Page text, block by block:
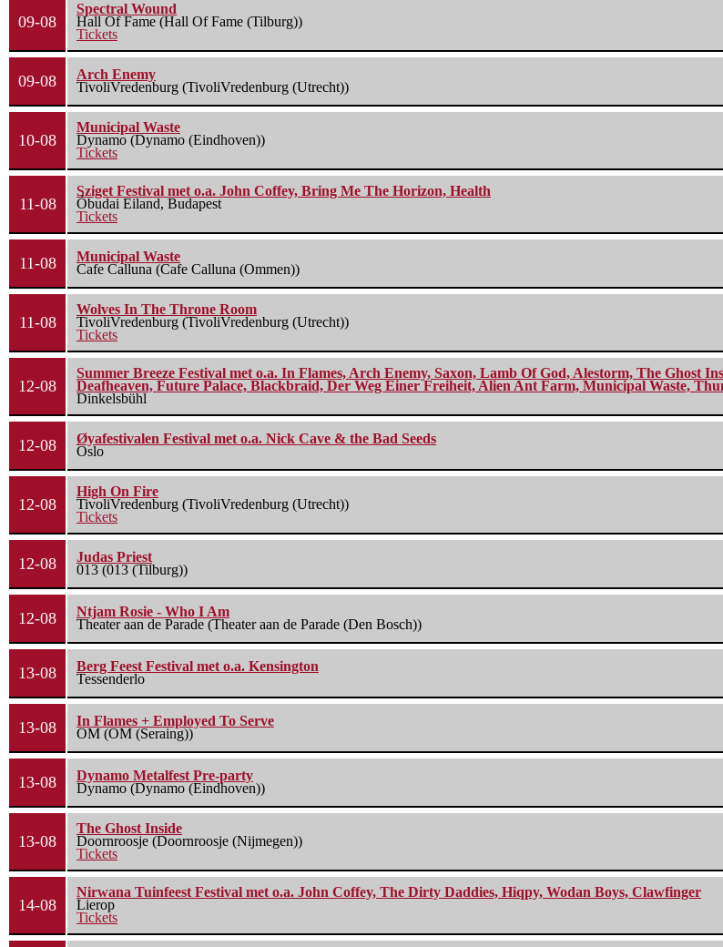
09-08
Spectral Wound
Hall Of Fame (Hall Of Fame (Tilburg))
Tickets
09-08
Arch Enemy
TivoliVredenburg (TivoliVredenburg (Utrecht))
10-08
Municipal Waste
Dynamo (Dynamo (Eindhoven))
Tickets
11-08
Sziget Festival met o.a. John Coffey, Bring Me The Horizon, Health
Óbudai Eiland, Budapest
Tickets
11-08
Municipal Waste
Cafe Calluna (Cafe Calluna (Ommen))
11-08
Wolves In The Throne Room
TivoliVredenburg (TivoliVredenburg (Utrecht))
Tickets
12-08
Summer Breeze Festival met o.a. In Flames, Arch Enemy, Saxon, Lamb Of God, Alestorm, The Ghost
Deafheaven, Future Palace, Blackbraid, Der Weg Einer Freiheit, Alien Ant Farm, Municipal Waste,
Dinkelsbühl
12-08
Øyafestivalen Festival met o.a. Nick Cave & the Bad Seeds
Oslo
12-08
High On Fire
TivoliVredenburg (TivoliVredenburg (Utrecht))
Tickets
12-08
Judas Priest
013 (013 (Tilburg))
12-08
Ntjam Rosie - Who I Am
Theater aan de Parade (Theater aan de Parade (Den Bosch))
13-08
Berg Feest Festival met o.a. Kensington
Tessenderlo
13-08
In Flames + Employed To Serve
OM (OM (Seraing))
13-08
Dynamo Metalfest Pre-party
Dynamo (Dynamo (Eindhoven))
13-08
The Ghost Inside
Doornroosje (Doornroosje (Nijmegen))
Tickets
14-08
Nirwana Tuinfeest Festival met o.a. John Coffey, The Dirty Daddies, Hiqpy, Wodan Boys, Clawfinger
Lierop
Tickets